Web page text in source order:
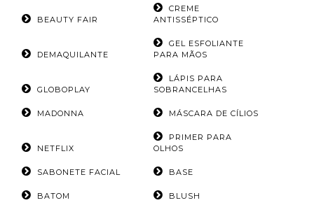
BEAUTY FAIR
CREME
ANTISSÉPTICO
DEMAQUILANTE
GEL ESFOLIANTE
PARA MÃOS
GLOBOPLAY
LÁPIS PARA
SOBRANCELHAS
MADONNA MÁSCARA DE CÍLIOS
NETFLIX
PRIMER PARA
OLHOS
SABONETE FACIAL BASE
BATOM BLUSH